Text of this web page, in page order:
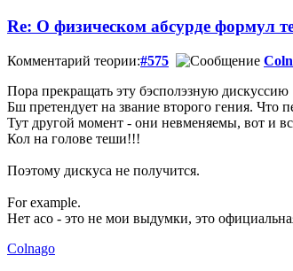
Re: О физическом абсурде формул
Комментарий теории:#575
Пора прекращать эту бэсполэзную дискуссию
Бш претендует на звание второго гения. Что
Тут другой момент - они невменяемы, вот и
Кол на голове теши!!!
Поэтому дискуса не получится.
For example.
Нет асо - это не мои выдумки, это
Colnago